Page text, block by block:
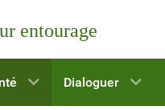
entourage
Dialoguer